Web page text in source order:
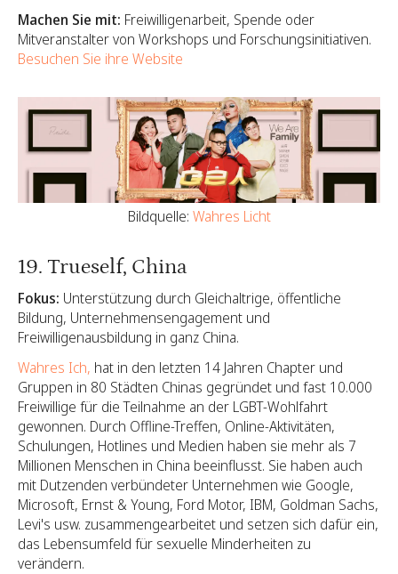
Machen Sie mit: Freiwilligenarbeit, Spende oder
Mitveranstalter von Workshops und Forschungsinitiativen.
Besuchen Sie ihre Website
Bildquelle: Wahres Licht
19. Trueself, China
Fokus: Unterstützung durch Gleichaltrige, öffentliche
Bildung, Unternehmensengagement und
Freiwilligenausbildung in ganz China.
Wahres Ich, hat in den letzten 14 Jahren Chapter und
Gruppen in 80 Städten Chinas gegründet und fast 10.000
Freiwillige für die Teilnahme an der LGBT-Wohlfahrt
gewonnen. Durch Offline-Treffen, Online-Aktivitäten,
Schulungen, Hotlines und Medien haben sie mehr als 7
Millionen Menschen in China beeinflusst. Sie haben auch
mit Dutzenden verbündeter Unternehmen wie Google,
Microsoft, Ernst & Young, Ford Motor, IBM, Goldman Sachs,
Levi's usw. zusammengearbeitet und setzen sich dafür ein,
das Lebensumfeld für sexuelle Minderheiten zu
verändern.